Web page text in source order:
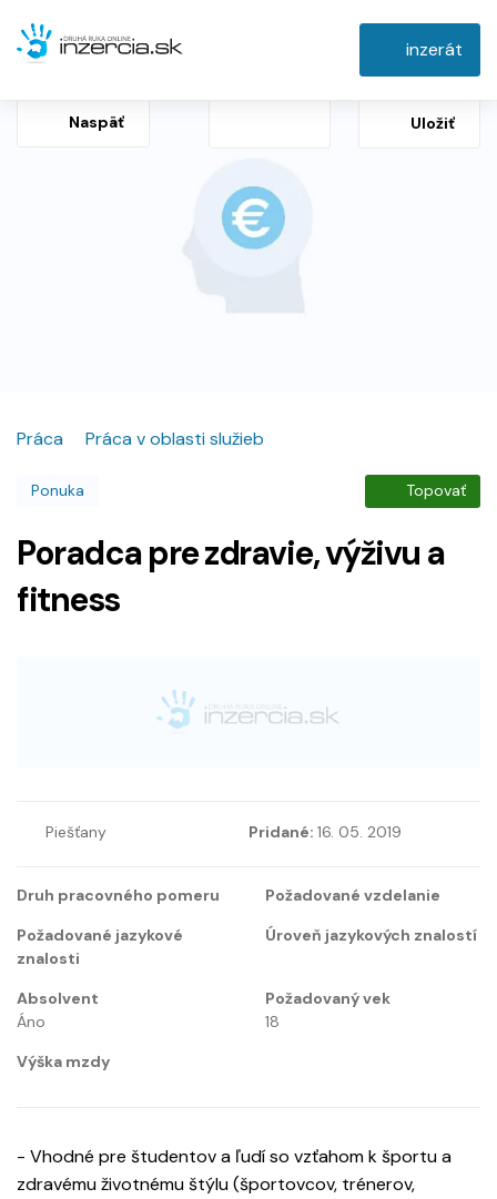
inzerát
Naspäť Uložiť
Práca Práca v oblasti služieb
Ponuka Topovať
Poradca pre zdravie, výživu a
fitness
Piešťany Pridané: 16. 05. 2019
Druh pracovného pomeru
Požadované vzdelanie
Požadované jazykové
znalosti
Úroveň jazykových znalostí
Absolvent
Áno
Požadovaný vek
18
Výška mzdy
- Vhodné pre študentov a ľudí so vzťahom k športu a
zdravému životnému štýlu (športovcov, trénerov,